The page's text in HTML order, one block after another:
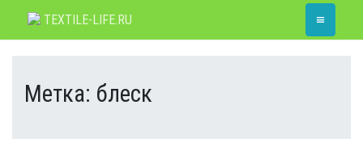
TEXTILE-LIFE.RU ≡
Метка: блеск